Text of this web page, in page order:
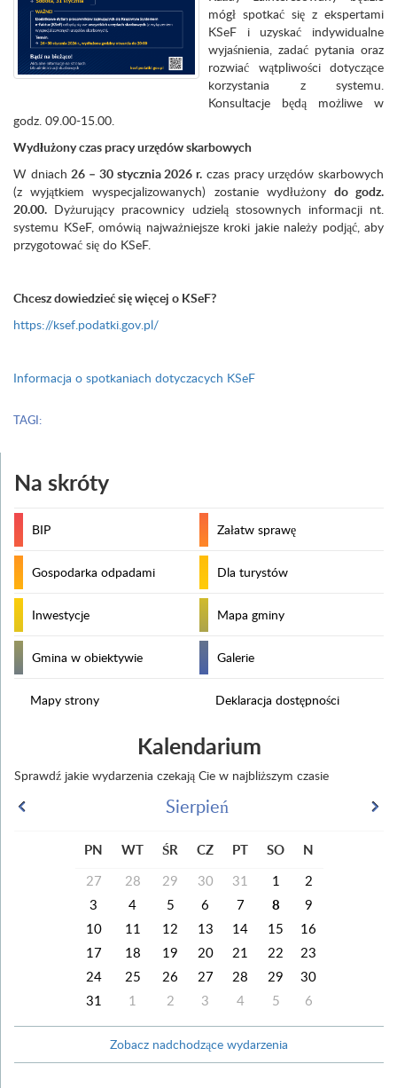
mógł spotkać się z ekspertami
KSeF i uzyskać indywidualne
wyjaśnienia, zadać pytania oraz
rozwiać wątpliwości dotyczące
korzystania z systemu.
Konsultacje będą możliwe w
godz. 09.00-15.00.
Wydłużony czas pracy urzędów skarbowych
W dniach26 – 30 stycznia 2026 r. czas pracy urzędów skarbowych
(z wyjątkiem wyspecjalizowanych) zostanie wydłużony do godz.
20.00. Dyżurujący pracownicy udzielą stosownych informacji nt.
systemu KSeF, omówią najważniejsze kroki jakie należy podjąć, aby
przygotować się do KSeF.
Chcesz dowiedzieć się więcej o KSeF?
https://ksef.podatki.gov.pl/
Informacja o spotkaniach dotyczacych KSeF
TAGI:
Na skróty
BIP Załatw sprawę
Gospodarka odpadami Dla turystów
Inwestycje Mapa gminy
Gmina w obiektywie Galerie
Mapy strony Deklaracja dostępności
Kalendarium
Sprawdź jakie wydarzenia czekają Cie w najbliższym czasie
Sierpień
PN WT ŚR CZ PT SO N
27 28 29 30 31 1
2
3
4 5 6 7 8
9
10
11 12 13 14 15
16
17
18 19 20 21 22
23
24
25 26 27 28 29
30
31
1 2 3 4 5 6
Zobacz nadchodzące wydarzenia